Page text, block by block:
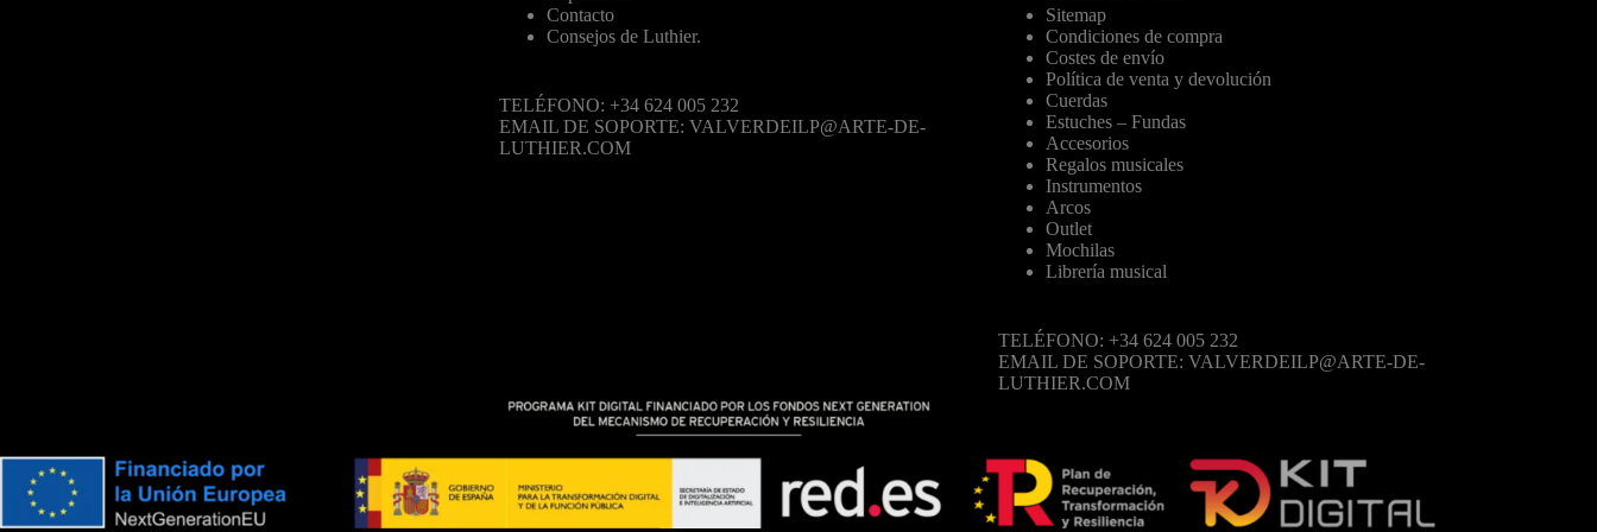
Contacto
Consejos de Luthier.
TELÉFONO: +34 624 005 232
EMAIL DE SOPORTE: VALVERDEILP@ARTE-DE-
LUTHIER.COM
Sitemap
Condiciones de compra
Costes de envío
Política de venta y devolución
Cuerdas
Estuches – Fundas
Accesorios
Regalos musicales
Instrumentos
Arcos
Outlet
Mochilas
Librería musical
TELÉFONO: +34 624 005 232
EMAIL DE SOPORTE: VALVERDEILP@ARTE-DE-
LUTHIER.COM